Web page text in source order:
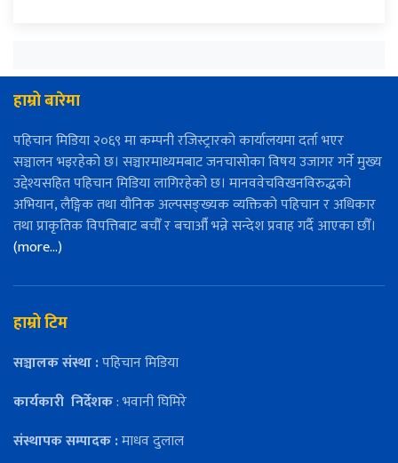
हाम्रो बारेमा
पहिचान मिडिया २०६९ मा कम्पनी रजिस्ट्रारको कार्यालयमा दर्ता भएर
सञ्चालन भइरहेको छ। सञ्चारमाध्यमबाट जनचासोका विषय उजागर गर्ने मुख्य
उद्देश्यसहित पहिचान मिडिया लागिरहेको छ। मानववेचविखनविरुद्धको
अभियान, लैङ्गिक तथा यौनिक अल्पसङ्ख्यक व्यक्तिको पहिचान र अधिकार
तथा प्राकृतिक विपत्तिबाट बचौँ र बचाऔँ भन्ने सन्देश प्रवाह गर्दै आएका छौँ।
(more…)
हाम्रो टिम
सञ्चालक संस्था :पहिचान मिडिया
कार्यकारी निर्देशक: भवानी घिमिरे
संस्थापक सम्पादक :माधव दुलाल